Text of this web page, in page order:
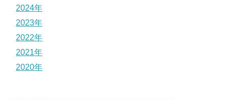
2024年
2023年
2022年
2021年
2020年